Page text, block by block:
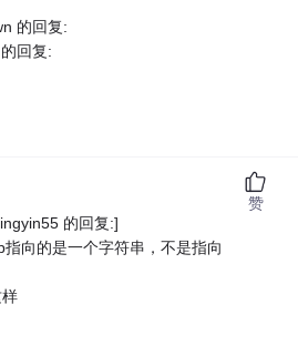
的回复:
回复:
的回复:]
指向的是一个字符串，不是指向
赞